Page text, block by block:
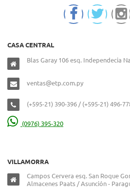
CASA CENTRAL
Blas Garay 106 esq. Independecia
ventas@etp.com.py
(+595-21) 390-396 / (+595-21) 496-
(0976) 395-320
VILLAMORRA
Campos Cervera esq. San Roque
Almacenes Paats / Asunción -